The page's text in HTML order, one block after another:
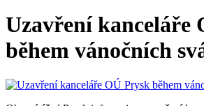
Uzavření kanceláře
během vánočních